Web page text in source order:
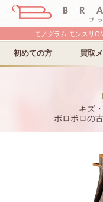
初めての方 買取
モノグラム モンスリ
キズ
ボロボロの